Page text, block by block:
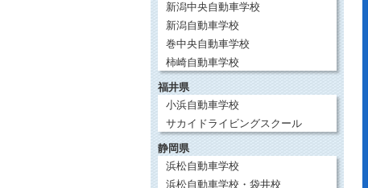
新潟中央自動車学校
新潟自動車学校
巻中央自動車学校
柿崎自動車学校
福井県
小浜自動車学校
サカイドライビングスクール
静岡県
浜松自動車学校
浜松自動車学校・袋井校